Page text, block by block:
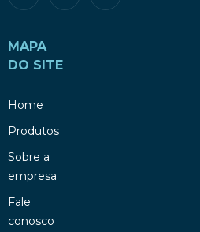
MAPA
DO SITE
Home
Produtos
Sobre a
empresa
Fale
conosco